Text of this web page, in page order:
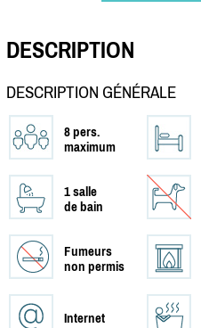
DESCRIPTION
DESCRIPTION GÉNÉRALE
8 pers.
maximum
1 salle
de bain
Fumeurs
non permis
Internet